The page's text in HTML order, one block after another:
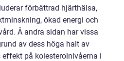
förbättrad hjärthälsa,
ökad energi och
Å andra sidan har vissa
av dess höga halt av
på kolesterolnivåerna i